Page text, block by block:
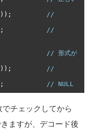
));
//
//
// 形式が
));
//
// NULL
チェックしてから
ますが、デコード後